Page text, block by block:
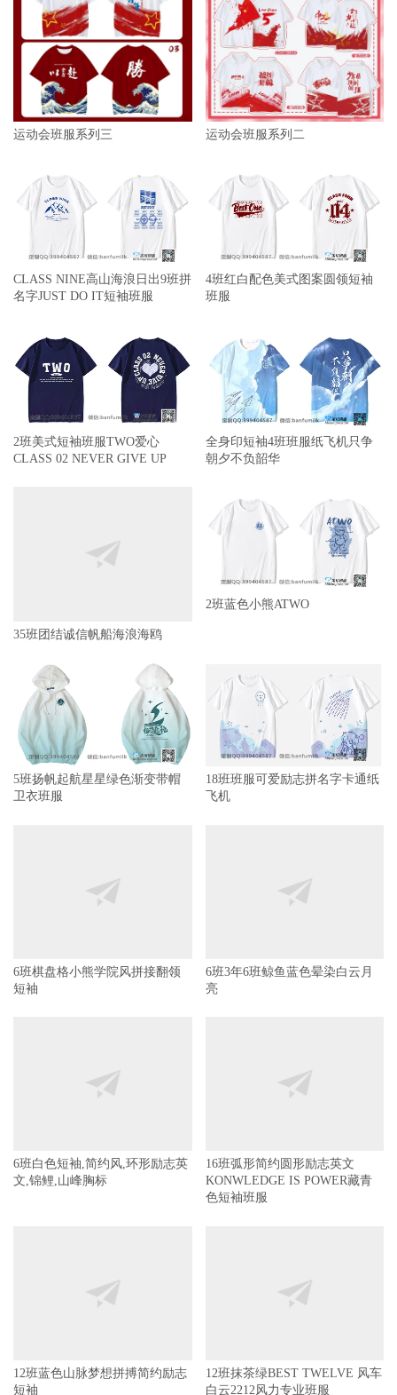
运动会班服系列三 运动会班服系列二
CLASS NINE高山海浪日出9班拼
名字JUST DO IT短袖班服
4班红白配色美式图案圆领短袖
班服
2班美式短袖班服TWO爱心
CLASS 02 NEVER GIVE UP
全身印短袖4班班服纸飞机只争
朝夕不负韶华
2班蓝色小熊ATWO
5班扬帆起航星星绿色渐变带帽
卫衣班服
18班班服可爱励志拼名字卡通纸
12班蓝色山脉梦想拼搏简约励志
12班抹茶绿BEST TWELVE 风车
白云2212风力专业班服